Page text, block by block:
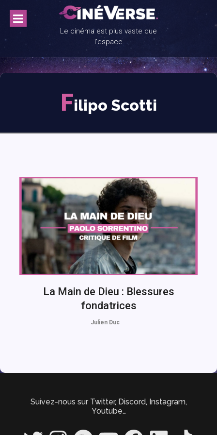
content
Le cinéma est plus vaste que
l'espace
Filipo Scotti
La Main de Dieu : Blessures
fondatrices
Julien Duc
Suivez-nous sur Twitter, Discord, Instagram,
Youtube…
Twitter InstagramSpotify YouTube FacebookLinkedIn TikTok